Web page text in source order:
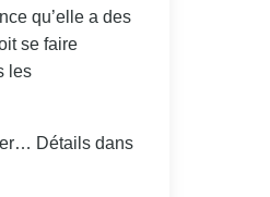
qu’elle a des
se faire
les
Détails dans